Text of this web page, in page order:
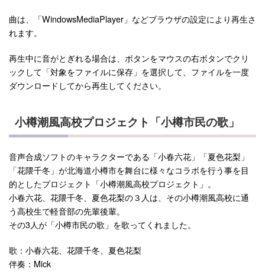
曲は、「WindowsMediaPlayer」などブラウザの設定により再生さ
れます。
再生中に音がとぎれる場合は、ボタンをマウスの右ボタンでクリ
ックして「対象をファイルに保存」を選択して、ファイルを一度
ダウンロードしてから再生してください。
小樽潮風高校プロジェクト「小樽市民の歌」
音声合成ソフトのキャラクターである「小春六花」「夏色花梨」
「花隈千冬」が北海道小樽市を舞台に様々なコラボを行う事を目
的としたプロジェクト「小樽潮風高校プロジェクト」。
小春六花、花隈千冬、夏色花梨の３人は、その小樽潮風高校に通
う高校生で軽音部の先輩後輩。
その3人が「小樽市民の歌」を歌ってくれました。
歌：小春六花、花隈千冬、夏色花梨
伴奏：Mick